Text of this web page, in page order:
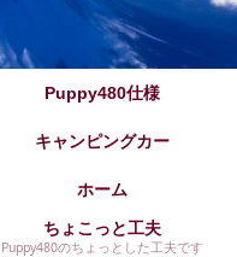
Puppy480仕様
キャンピングカー
ホーム
ちょこっと工夫
Puppy480のちょっとした工夫です